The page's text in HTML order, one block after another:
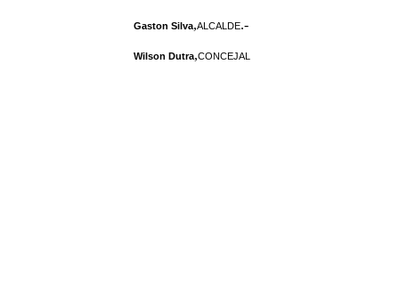
Gaston Silva,ALCALDE.-
Wilson Dutra,CONCEJAL